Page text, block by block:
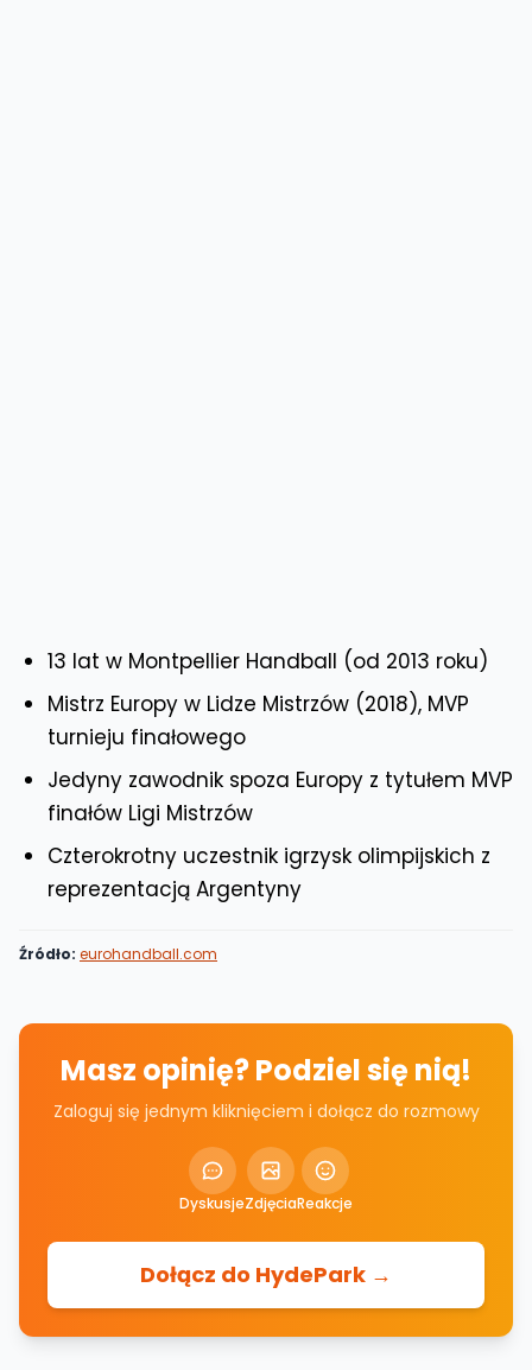
13 lat w Montpellier Handball (od 2013 roku)
Mistrz Europy w Lidze Mistrzów (2018), MVP
turnieju finałowego
Jedyny zawodnik spoza Europy z tytułem MVP
finałów Ligi Mistrzów
Czterokrotny uczestnik igrzysk olimpijskich z
reprezentacją Argentyny
Źródło: eurohandball.com
Masz opinię? Podziel się nią!
Zaloguj się jednym kliknięciem i dołącz do rozmowy
DyskusjeZdjęciaReakcje
Dołącz do HydePark →